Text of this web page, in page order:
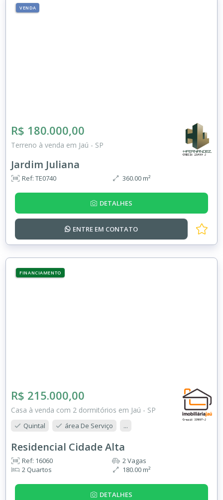
VENDA
R$ 180.000,00
Terreno à venda em Jaú - SP
Jardim Juliana
Ref: TE0740 360.00 m²
DETALHES
ENTRE EM CONTATO
FINANCIAMENTO
R$ 215.000,00
Casa à venda com 2 dormitórios em Jaú - SP
Quintal área De Serviço ...
Residencial Cidade Alta
Ref: 16060
2 Quartos
2 Vagas
180.00 m²
DETALHES